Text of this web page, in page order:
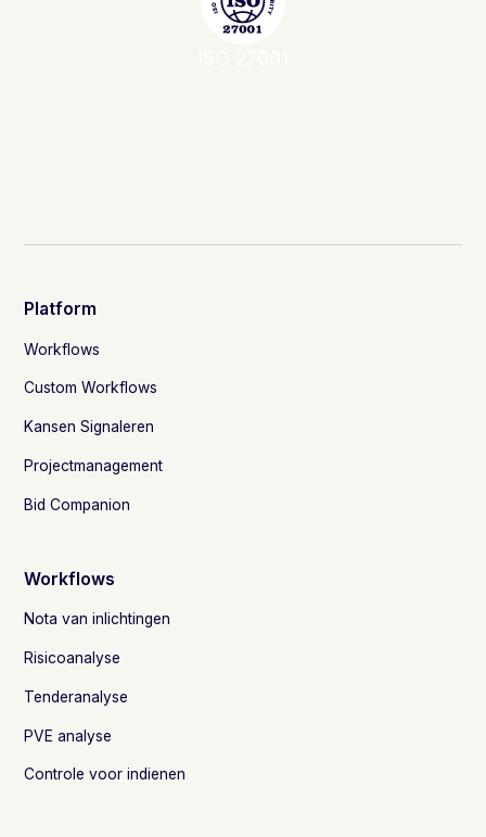
Platform
Workflows
Custom Workflows
Kansen Signaleren
Projectmanagement
Bid Companion
Workflows
Nota van inlichtingen
Risicoanalyse
Tenderanalyse
PVE analyse
Controle voor indienen